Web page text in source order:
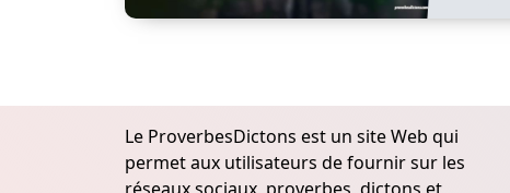
Le ProverbesDictons est un site Web qui
permet aux utilisateurs de fournir sur les